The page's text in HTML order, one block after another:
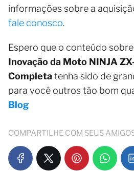
informações sobre a
fale conosco.
Espero que o conteúdo sobre
Inovação da Moto NINJA
Completatenha sido de
para você outros tão bom
Blog
COMPARTILHE COM SEUS